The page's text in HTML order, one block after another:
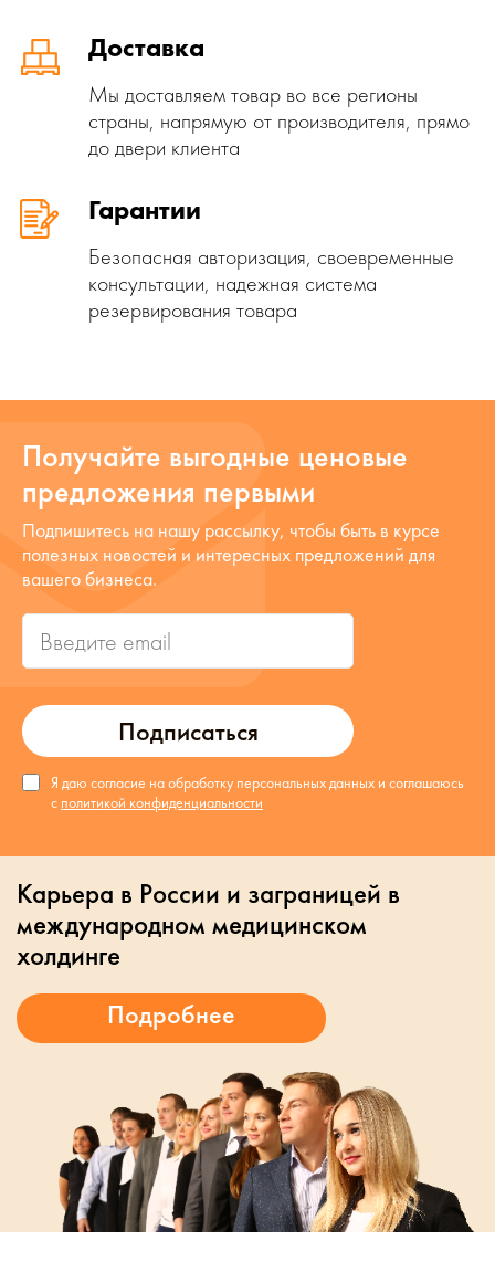
Доставка
Мы доставляем товар во все регионы
страны, напрямую от производителя, прямо
до двери клиента
Гарантии
Безопасная авторизация, своевременные
консультации, надежная система
резервирования товара
Получайте выгодные ценовые
предложения первыми
Подписаться
Подпишитесь на нашу рассылку, чтобы быть в курсе
полезных новостей и интересных предложений для
вашего бизнеса.
Я даю согласие на обработку персональных данных и соглашаюсь
с политикой конфиденциальности
Карьера в России и заграницей в
международном медицинском
холдинге